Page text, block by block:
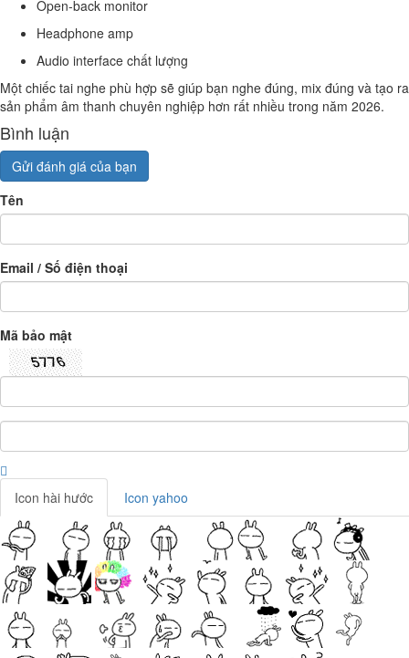
Open-back monitor
Headphone amp
Audio interface chất lượng
Một chiếc tai nghe phù hợp sẽ giúp bạn nghe đúng, mix đúng và tạo ra
sản phẩm âm thanh chuyên nghiệp hơn rất nhiều trong năm 2026.
Bình luận
Gửi đánh giá của bạn
Tên
Email / Số điện thoại
Mã bảo mật
Icon hài hước Icon yahoo